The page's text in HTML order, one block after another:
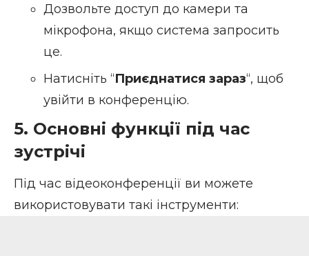
Дозвольте доступ до камери та
мікрофона, якщо система запросить
це.
Натисніть “Приєднатися зараз“, щоб
увійти в конференцію.
5. Основні функції під час
зустрічі
Під час відеоконференції ви можете
використовувати такі інструменти: